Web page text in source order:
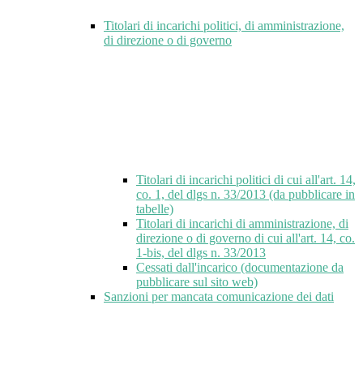
Titolari di incarichi politici, di amministrazione,
di direzione o di governo
Titolari di incarichi politici di cui all'art. 14,
co. 1, del dlgs n. 33/2013 (da pubblicare in
tabelle)
Titolari di incarichi di amministrazione, di
direzione o di governo di cui all'art. 14, co.
1-bis, del dlgs n. 33/2013
Cessati dall'incarico (documentazione da
pubblicare sul sito web)
Sanzioni per mancata comunicazione dei dati